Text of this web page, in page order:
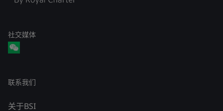
社交媒体
联系我们
关于BSI